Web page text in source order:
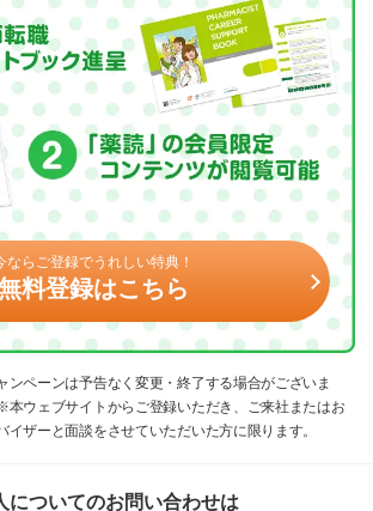
ならご登録でうれしい特典！
料登録はこちら
ペーンは予告なく変更・終了する場合がございま
ウェブサイトからご登録いただき、ご来社またはお
イザーと面談をさせていただいた方に限ります。
についてのお問い合わせは